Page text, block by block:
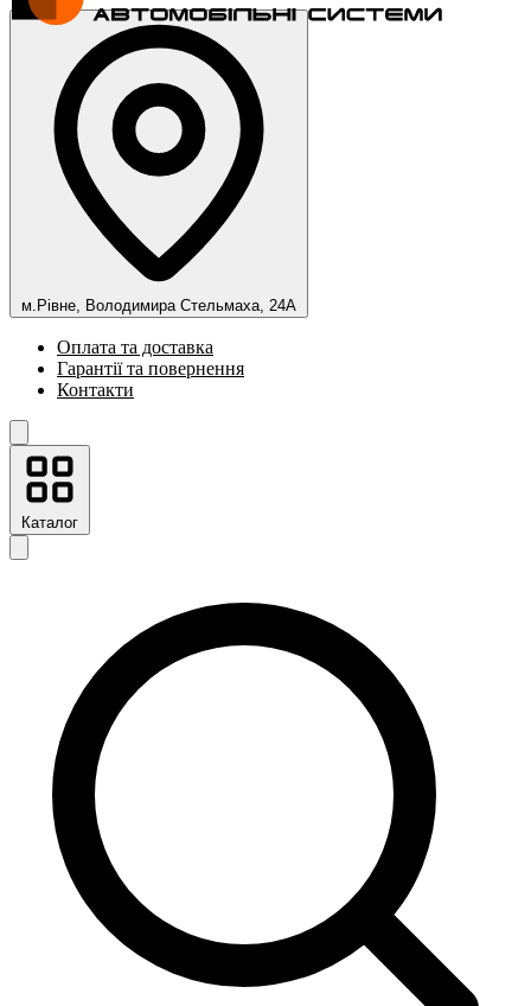
м.Рівне, Володимира Стельмаха, 24А
Оплата та доставка
Гарантії та повернення
Контакти
Каталог